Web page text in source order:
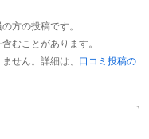
方の投稿です。
むことがあります。
せん。詳細は、 口コミ投稿の